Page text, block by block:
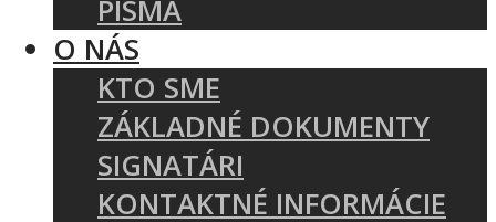
PÍSMA
O NÁS
KTO SME
ZÁKLADNÉ DOKUMENTY
SIGNATÁRI
KONTAKTNÉ INFORMÁCIE